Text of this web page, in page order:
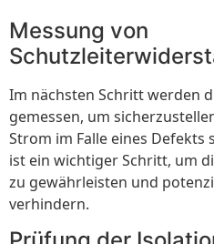
Messung von
Im nächsten Schritt werden
gemessen, um
Strom im Falle eines Defekts
ist ein wichtiger Schritt, um
zu gewährleisten und
verhindern.